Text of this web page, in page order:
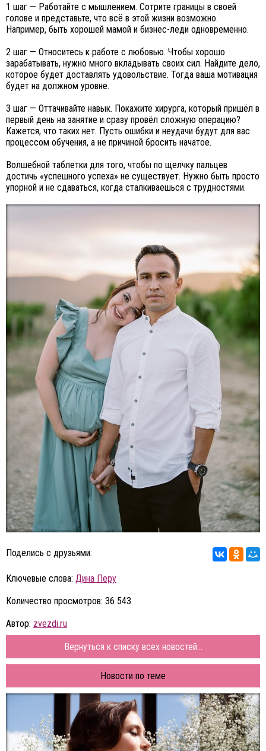
1 шаг — Работайте с мышлением. Сотрите границы в своей
голове и представьте, что всё в этой жизни возможно.
Например, быть хорошей мамой и бизнес-леди одновременно.
2 шаг — Относитесь к работе с любовью. Чтобы хорошо
зарабатывать, нужно много вкладывать своих сил. Найдите дело,
которое будет доставлять удовольствие. Тогда ваша мотивация
будет на должном уровне.
3 шаг — Оттачивайте навык. Покажите хирурга, который пришёл в
первый день на занятие и сразу провёл сложную операцию?
Кажется, что таких нет. Пусть ошибки и неудачи будут для вас
процессом обучения, а не причиной бросить начатое.
Волшебной таблетки для того, чтобы по щелчку пальцев
достичь «успешного успеха» не существует. Нужно быть просто
упорной и не сдаваться, когда сталкиваешься с трудностями.
Поделись с друзьями:
Ключевые слова: Дина Перу
Количество просмотров: 36 543
Автор: zvezdi.ru
Вернуться к списку всех новостей...
Новости по теме